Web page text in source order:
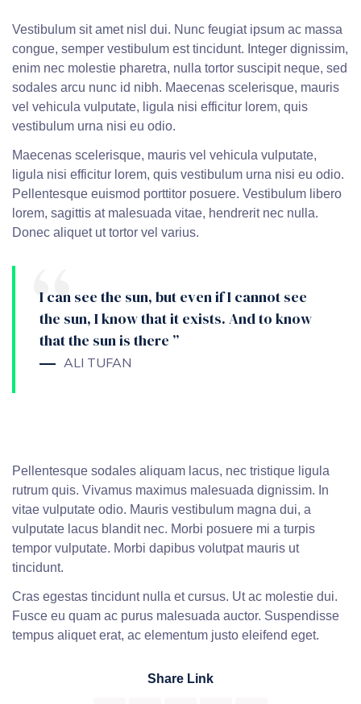
Vestibulum sit amet nisl dui. Nunc feugiat ipsum ac massa
congue, semper vestibulum est tincidunt. Integer dignissim,
enim nec molestie pharetra, nulla tortor suscipit neque, sed
sodales arcu nunc id nibh. Maecenas scelerisque, mauris
vel vehicula vulputate, ligula nisi efficitur lorem, quis
vestibulum urna nisi eu odio.
Maecenas scelerisque, mauris vel vehicula vulputate,
ligula nisi efficitur lorem, quis vestibulum urna nisi eu odio.
Pellentesque euismod porttitor posuere. Vestibulum libero
lorem, sagittis at malesuada vitae, hendrerit nec nulla.
Donec aliquet ut tortor vel varius.
I can see the sun, but even if I cannot see
the sun, I know that it exists. And to know
that the sun is there ”
ALI TUFAN
Pellentesque sodales aliquam lacus, nec tristique ligula
rutrum quis. Vivamus maximus malesuada dignissim. In
vitae vulputate odio. Mauris vestibulum magna dui, a
vulputate lacus blandit nec. Morbi posuere mi a turpis
tempor vulputate. Morbi dapibus volutpat mauris ut
tincidunt.
Cras egestas tincidunt nulla et cursus. Ut ac molestie dui.
Fusce eu quam ac purus malesuada auctor. Suspendisse
tempus aliquet erat, ac elementum justo eleifend eget.
Share Link